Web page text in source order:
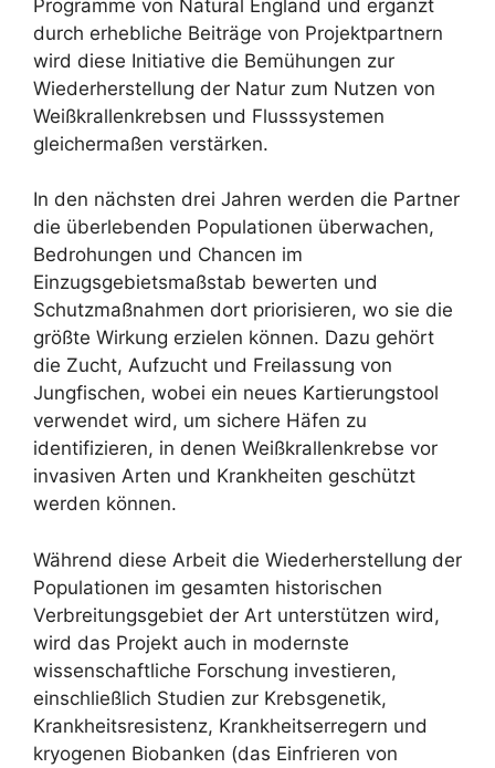
Programme von Natural England und ergänzt
durch erhebliche Beiträge von Projektpartnern
wird diese Initiative die Bemühungen zur
Wiederherstellung der Natur zum Nutzen von
Weißkrallenkrebsen und Flusssystemen
gleichermaßen verstärken.
In den nächsten drei Jahren werden die Partner
die überlebenden Populationen überwachen,
Bedrohungen und Chancen im
Einzugsgebietsmaßstab bewerten und
Schutzmaßnahmen dort priorisieren, wo sie die
größte Wirkung erzielen können. Dazu gehört
die Zucht, Aufzucht und Freilassung von
Jungfischen, wobei ein neues Kartierungstool
verwendet wird, um sichere Häfen zu
identifizieren, in denen Weißkrallenkrebse vor
invasiven Arten und Krankheiten geschützt
werden können.
Während diese Arbeit die Wiederherstellung der
Populationen im gesamten historischen
Verbreitungsgebiet der Art unterstützen wird,
wird das Projekt auch in modernste
wissenschaftliche Forschung investieren,
einschließlich Studien zur Krebsgenetik,
Krankheitsresistenz, Krankheitserregern und
kryogenen Biobanken (das Einfrieren von